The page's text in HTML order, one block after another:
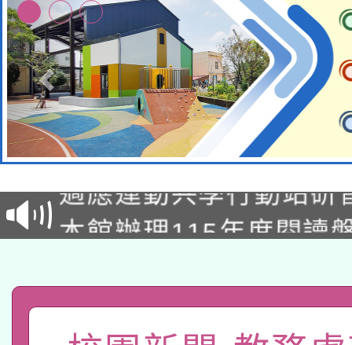
本校115學年度第2次
招甄選結果公告(無人
招)
本館辦理115年度閱讀
礎課程
「數位內容與教學軟